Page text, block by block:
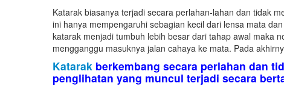
Katarak biasanya terjadi secara perlahan-lahan dan tidak
ini hanya mempengaruhi sebagian kecil dari lensa mata
katarak menjadi tumbuh lebih besar dari tahap awal maka
mengganggu masuknya jalan cahaya ke mata. Pada
Katarak berkembang secara perlahan dan
penglihatan yang muncul terjadi secara